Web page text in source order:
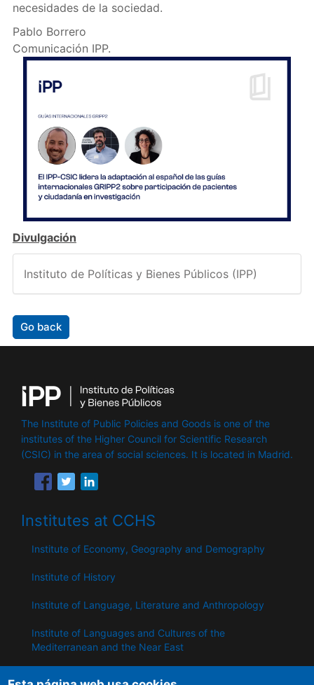
necesidades de la sociedad.
Pablo Borrero
Comunicación IPP.
Divulgación
Instituto de Políticas y Bienes Públicos (IPP)
Go back
The Institute of Public Policies and Goods is one of the
institutes of the Higher Council for Scientific Research
(CSIC) in the area of ​​social sciences. It is located in Madrid.
Institutes at CCHS
Institute of Economy, Geography and Demography
Institute of History
Institute of Language, Literature and Anthropology
Institute of Languages ​​and Cultures of the
Mediterranean and the Near East